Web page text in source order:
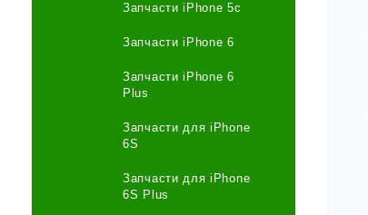
Запчасти iPhone 5c
Запчасти iPhone 6
Запчасти iPhone 6
Plus
Запчасти для iPhone
6S
Запчасти для iPhone
6S Plus